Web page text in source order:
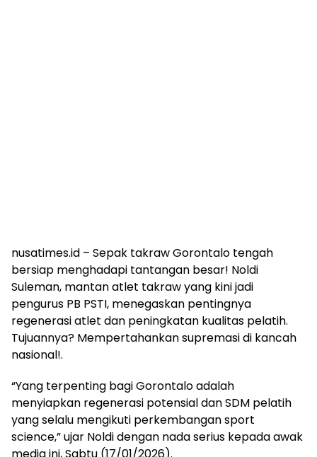
nusatimes.id – Sepak takraw Gorontalo tengah
bersiap menghadapi tantangan besar! Noldi
Suleman, mantan atlet takraw yang kini jadi
pengurus PB PSTI, menegaskan pentingnya
regenerasi atlet dan peningkatan kualitas pelatih.
Tujuannya? Mempertahankan supremasi di kancah
nasional!.
“Yang terpenting bagi Gorontalo adalah
menyiapkan regenerasi potensial dan SDM pelatih
yang selalu mengikuti perkembangan sport
science,” ujar Noldi dengan nada serius kepada awak